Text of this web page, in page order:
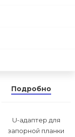
Подробно
U-адаптер для
запорной планки